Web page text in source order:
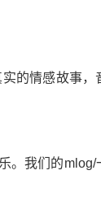
的情感故事
。我们的